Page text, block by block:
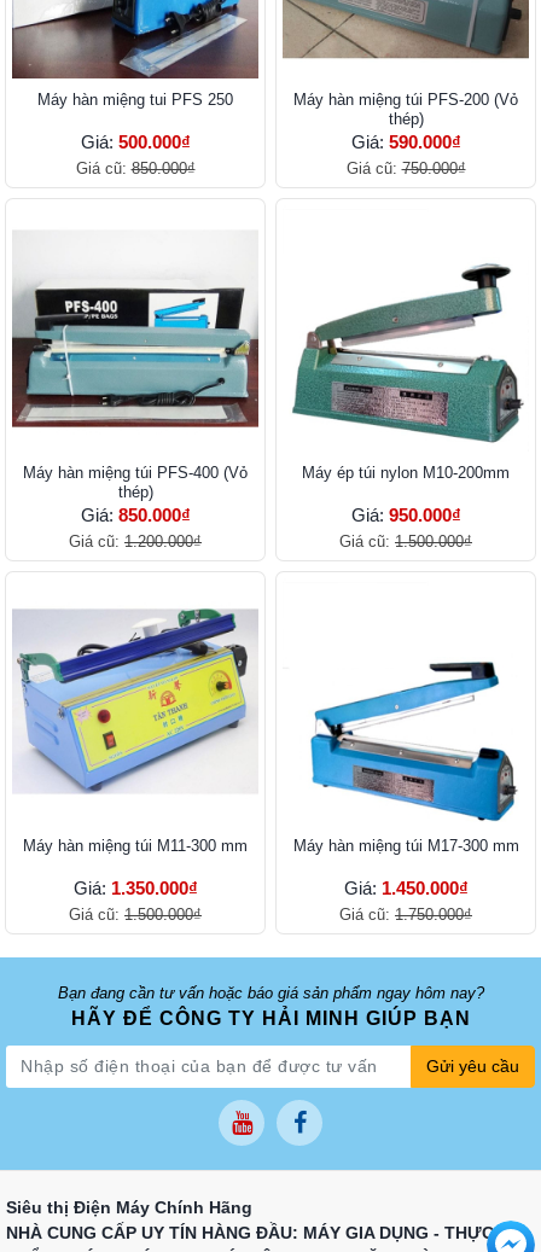
Máy hàn miệng tui PFS 250
Giá: 500.000₫
Giá cũ:850.000₫
Máy hàn miệng túi PFS-200 (Vỏ
thép)
Giá: 590.000₫
Giá cũ:750.000₫
Máy hàn miệng túi PFS-400 (Vỏ
thép)
Giá: 850.000₫
Giá cũ: 1.200.000₫
Máy ép túi nylon M10-200mm
Giá: 950.000₫
Giá cũ: 1.500.000₫
Máy hàn miệng túi M11-300 mm
Giá: 1.350.000₫
Giá cũ: 1.500.000₫
Máy hàn miệng túi M17-300 mm
Giá: 1.450.000₫
Giá cũ: 1.750.000₫
Bạn đang cần tư vấn hoặc báo giá sản phẩm ngay hôm nay?
HÃY ĐỂ CÔNG TY HẢI MINH GIÚP BẠN
Gửi yêu cầu
Siêu thị Điện Máy Chính Hãng
NHÀ CUNG CẤP UY TÍN HÀNG ĐẦU: MÁY GIA DỤNG - THỰC